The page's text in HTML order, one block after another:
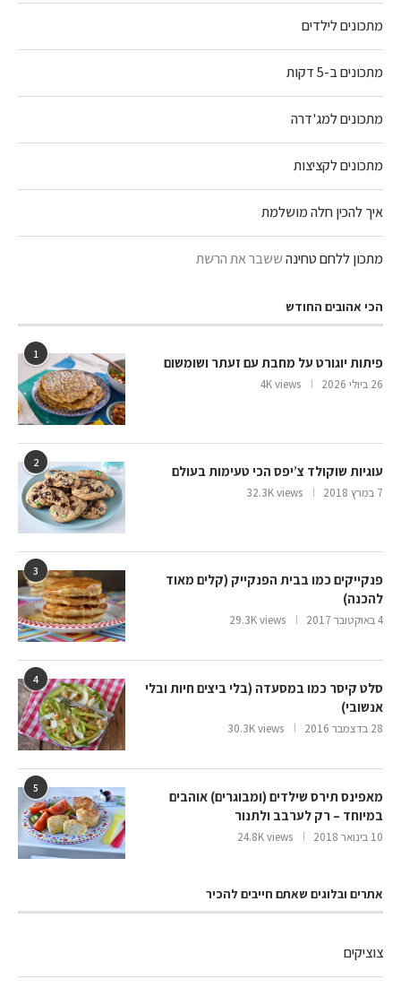
מתכונים לילדים
מתכונים ב-5 דקות
מתכונים למג'דרה
מתכונים לקציצות
איך להכין חלה מושלמת
מתכון ללחם טחינהששבר את הרשת
הכי אהובים החודש
1
פיתות יוגורט על מחבת עם זעתר ושומשום
26 ביולי 2026 4K views
2
עוגיות שוקולד צ’יפס הכי טעימות בעולם
7 במרץ 2018 32.3K views
3
פנקייקים כמו בבית הפנקייק (קלים מאוד
להכנה)
4 באוקטובר 2017 29.3K views
4
סלט קיסר כמו במסעדה (בלי ביצים חיות ובלי
אנשובי)
28 בדצמבר 2016 30.3K views
5
מאפינס תירס שילדים (ומבוגרים) אוהבים
במיוחד – רק לערבב ולתנור
10 בינואר 2018 24.8K views
אתרים ובלוגים שאתם חייבים להכיר
צוציקים